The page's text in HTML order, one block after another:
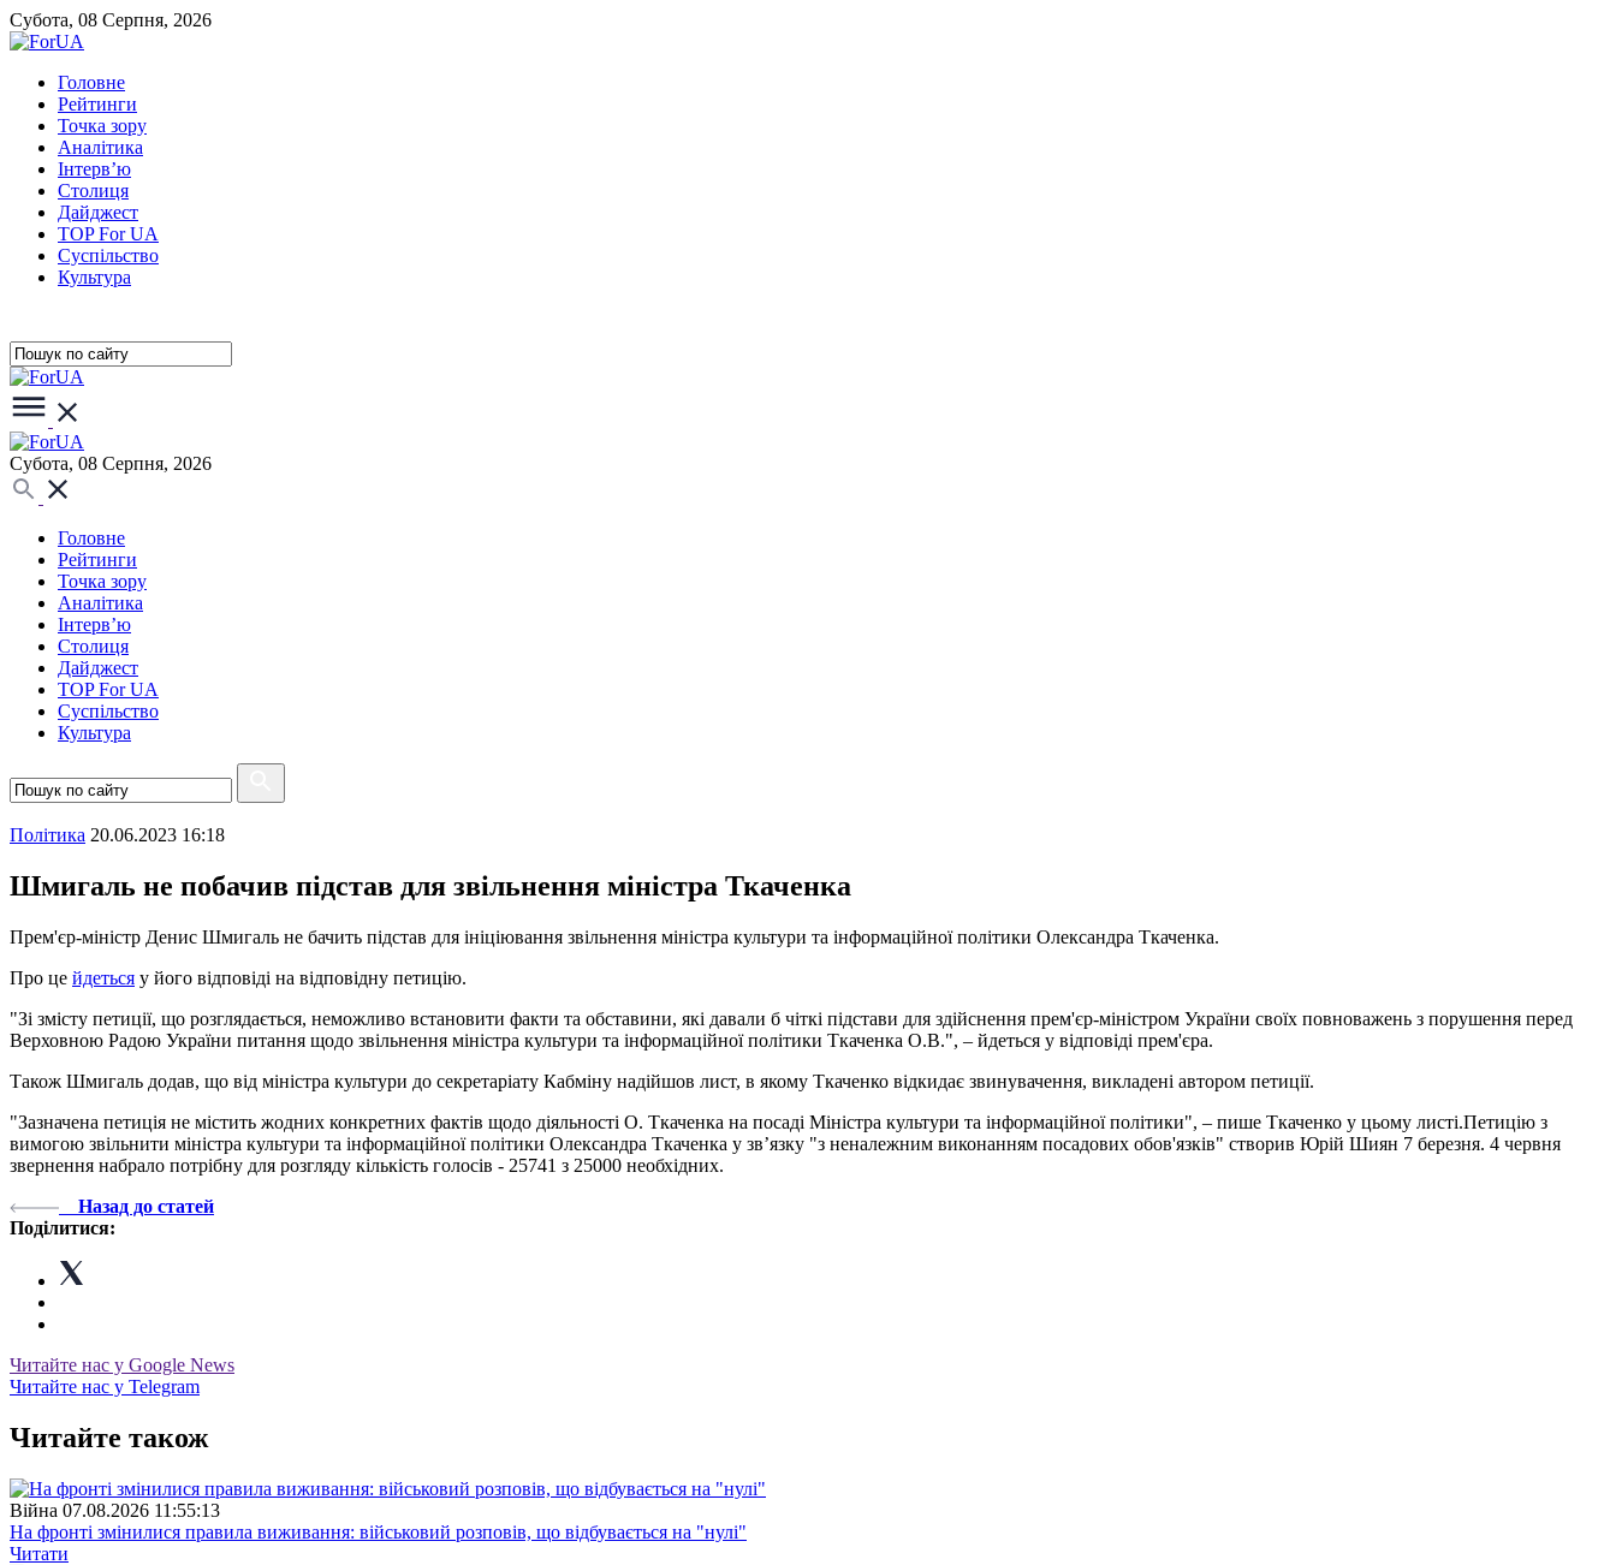
Субота, 08 Серпня, 2026
Головне
Рейтинги
Точка зору
Аналітика
Інтерв’ю
Столиця
Дайджест
TOP For UA
Суспiльство
Культура
Субота, 08 Серпня, 2026
Головне
Рейтинги
Точка зору
Аналітика
Інтерв’ю
Столиця
Дайджест
TOP For UA
Суспiльство
Культура
Полiтика 20.06.2023 16:18
Шмигаль не побачив підстав для звільнення міністра Ткаченка
Прем'єр-міністр Денис Шмигаль не бачить підстав для ініціювання звільнення міністра культури та інформаційної політики Олександра Ткаченка.
Про це йдеться у його відповіді на відповідну петицію.
"Зі змісту петиції, що розглядається, неможливо встановити факти та обставини, які давали б чіткі підстави для здійснення прем'єр-міністром України своїх повноважень з порушення перед
Верховною Радою України питання щодо звільнення міністра культури та інформаційної політики Ткаченка О.В.", – йдеться у відповіді прем'єра.
Також Шмигаль додав, що від міністра культури до секретаріату Кабміну надійшов лист, в якому Ткаченко відкидає звинувачення, викладені автором петиції.
"Зазначена петиція не містить жодних конкретних фактів щодо діяльності О. Ткаченка на посаді Міністра культури та інформаційної політики", – пише Ткаченко у цьому листі.Петицію з
вимогою звільнити міністра культури та інформаційної політики Олександра Ткаченка у зв’язку "з неналежним виконанням посадових обов'язків" створив Юрій Шиян 7 березня. 4 червня
звернення набрало потрібну для розгляду кількість голосів - 25741 з 25000 необхідних.
Назад до статей
Поділитися:
Читайте нас у Google News
Читайте нас у Telegram
Читайте також
Війна 07.08.2026 11:55:13
На фронті змінилися правила виживання: військовий розповів, що відбувається на "нулі"
Читати